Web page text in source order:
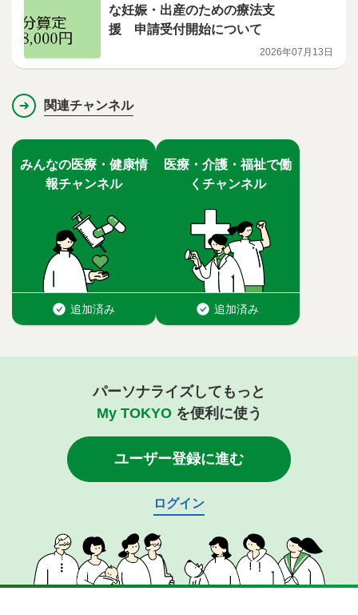
な妊娠・出産のための療法支
援 申請受付開始について
2026年07月13日
関連チャンネル
パーソナライズしてもっと
My TOKYOを便利に使う
ユーザー登録に進む
ログイン